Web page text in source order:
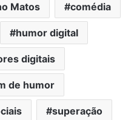
Matos comédia
humor digital
digitais
de humor
superação